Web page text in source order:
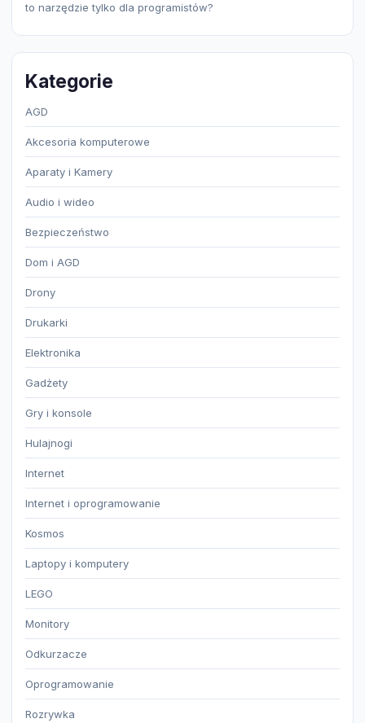
to narzędzie tylko dla programistów?
Kategorie
AGD
Akcesoria komputerowe
Aparaty i Kamery
Audio i wideo
Bezpieczeństwo
Dom i AGD
Drony
Drukarki
Elektronika
Gadżety
Gry i konsole
Hulajnogi
Internet
Internet i oprogramowanie
Kosmos
Laptopy i komputery
LEGO
Monitory
Odkurzacze
Oprogramowanie
Rozrywka